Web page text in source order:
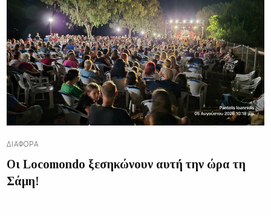
ΔΙΑΦΟΡΑ
Οι Locomondo ξεσηκώνουν αυτή την ώρα τη
Σάμη!